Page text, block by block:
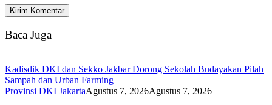
Baca Juga
Kadisdik DKI dan Sekko Jakbar Dorong Sekolah Budayakan Pilah
Sampah dan Urban Farming
Provinsi DKI JakartaAgustus 7, 2026Agustus 7, 2026